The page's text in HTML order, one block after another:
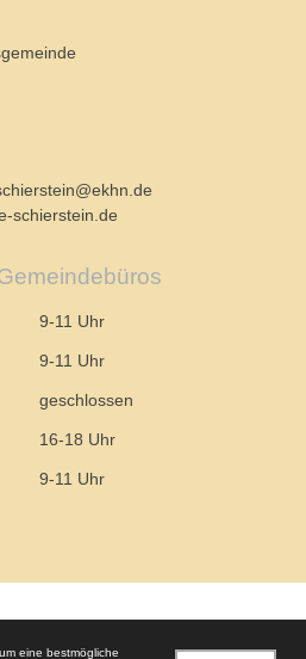
schierstein.de
9-11 Uhr
9-11 Uhr
geschlossen
16-18 Uhr
9-11 Uhr
Wiesbaden-Schierstein
eine bestmögliche